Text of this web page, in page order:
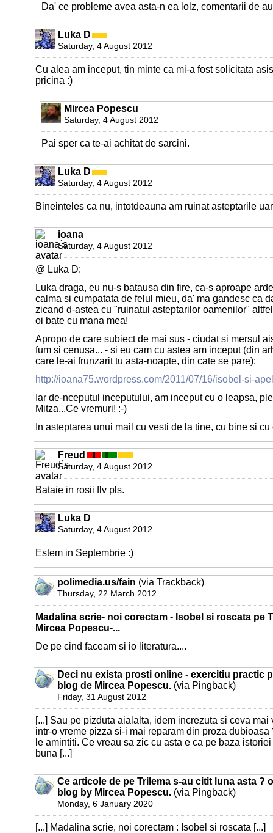
Da' ce probleme avea asta-n ea lolz, comentarii de
Luka D
Saturday, 4 August 2012
Cu alea am inceput, tin minte ca mi-a fost solicitata
pricina :)
Mircea Popescu
Saturday, 4 August 2012
Pai sper ca te-ai achitat de sarcini.
Luka D
Saturday, 4 August 2012
Bineinteles ca nu, intotdeauna am ruinat asteptarile
ioana
Saturday, 4 August 2012
@ Luka D:
Luka draga, eu nu-s batausa din fire, ca-s aproape
calma si cumpatata de felul mieu, da' ma gandesc ca
zicand d-astea cu "ruinatul asteptarilor oamenilor"
oi bate cu mana mea!
Apropo de care subiect de mai sus - ciudat si mersul
fum si cenusa... - si eu cam cu astea am inceput (din
care le-ai frunzarit tu asta-noapte, din cate se pare):
http://ioana75.wordpress.com/2011/07/16/isobel-si-
Iar de-nceputul inceputului, am inceput cu o leapsa,
Mitza...Ce vremuri! :-)
In asteptarea unui mail cu vesti de la tine, cu bine si cu
Freud
Saturday, 4 August 2012
Bataie in rosii flv pls.
Luka D
Saturday, 4 August 2012
Estem in Septembrie :)
polimedia.us/fain (via Trackback)
Thursday, 22 March 2012
Madalina scrie- noi corectam - Isobel si roscata pe
Mircea Popescu-...
De pe cind faceam si io literatura....
Deci nu exista prosti online - exercitiu practic
blog de Mircea Popescu. (via Pingback)
Friday, 31 August 2012
[...] Sau pe pizduta aialalta, idem increzuta si ceva mai
intr-o vreme pizza si-i mai reparam din proza dubioasa
le amintiti. Ce vreau sa zic cu asta e ca pe baza
buna [...]
Ce articole de pe Trilema s-au citit luna asta ?
blog by Mircea Popescu. (via Pingback)
Monday, 6 January 2020
[...] Madalina scrie, noi corectam : Isobel si roscata [...]